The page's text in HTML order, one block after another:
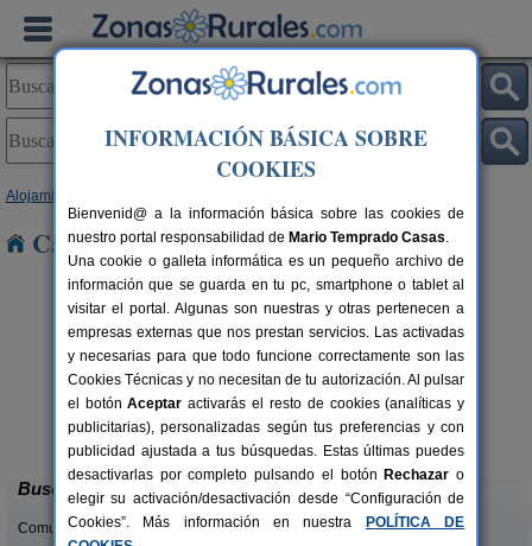
Alojamientos
Casas Rurales cerca de Faro
8+1 pers.
desde27 €
Complejo Rural Aguas Frías
La Omañuela (León)
Buscar
Comunidades:
INFORMACIÓN BÁSICA SOBRE
COOKIES
Bienvenid@ a la información básica sobre las cookies de
nuestro portal responsabilidad de Mario Temprado Casas.
Una cookie o galleta informática es un pequeño archivo de
información que se guarda en tu pc, smartphone o tablet al
visitar el portal. Algunas son nuestras y otras pertenecen a
empresas externas que nos prestan servicios. Las activadas
y necesarias para que todo funcione correctamente son las
Cookies Técnicas y no necesitan de tu autorización. Al pulsar
el botónAceptar activarás el resto de cookies (analíticas y
publicitarias), personalizadas según tus preferencias y con
publicidad ajustada a tus búsquedas. Estas últimas puedes
desactivarlas por completo pulsando el botón Rechazar o
elegir su activación/desactivación desde “Configuración de
Cookies”. Más información en nuestra
POLÍTICA DE